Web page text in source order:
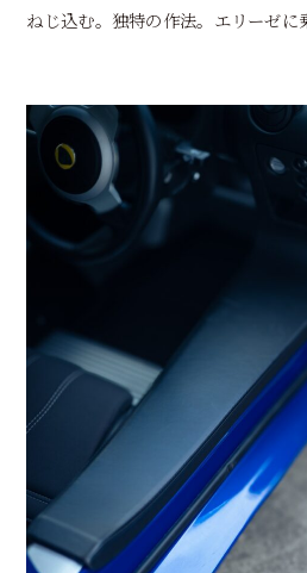
ねじ込む。独特の作法。エリーゼに